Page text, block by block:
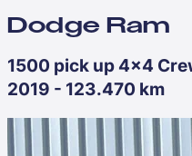
Dodge Ram
1500 pick up 4x4
2019 - 123.470 km